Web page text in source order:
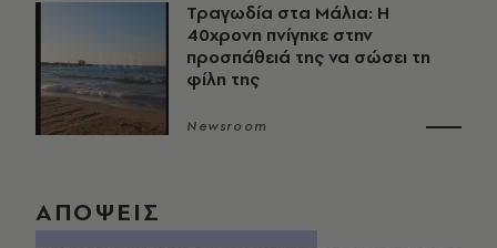
Τραγωδία στα Μάλια: Η
40χρονη πνίγηκε στην
προσπάθειά της να σώσει τη
φίλη της
Newsroom
ΑΠΟΨΕΙΣ